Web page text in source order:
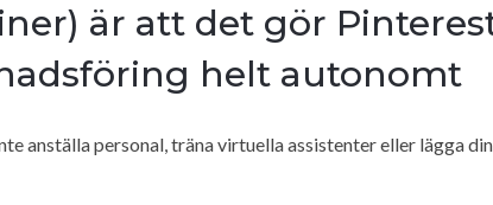
är att det gör
helt autonomt
anställa personal, träna virtuella assistenter eller lägga